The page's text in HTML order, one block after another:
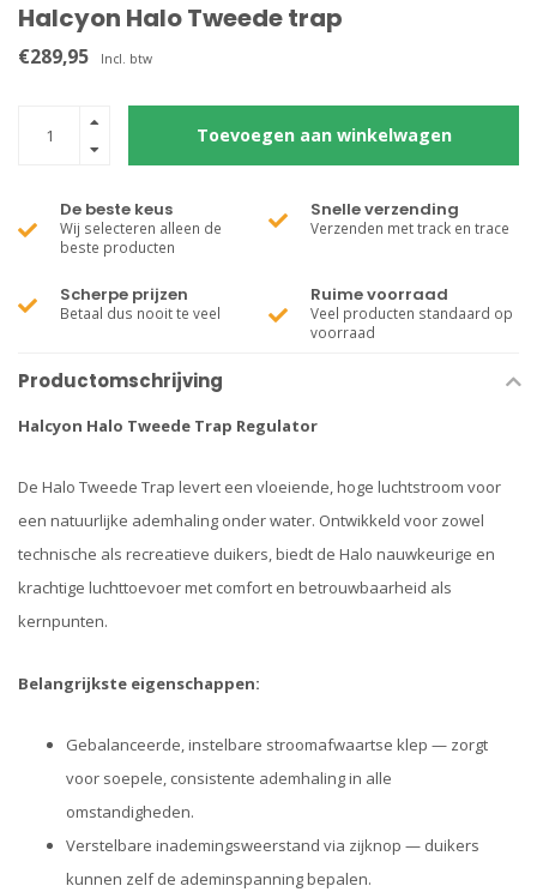
Halcyon Halo Tweede trap
€289,95 Incl. btw
Toevoegen aan winkelwagen
De beste keus
Wij selecteren alleen de
beste producten
Snelle verzending
Verzenden met track en trace
Scherpe prijzen
Betaal dus nooit te veel
Ruime voorraad
Veel producten standaard op
voorraad
Productomschrijving
Halcyon Halo Tweede Trap Regulator
De Halo Tweede Trap levert een vloeiende, hoge luchtstroom voor
een natuurlijke ademhaling onder water. Ontwikkeld voor zowel
technische als recreatieve duikers, biedt de Halo nauwkeurige en
krachtige luchttoevoer met comfort en betrouwbaarheid als
kernpunten.
Belangrijkste eigenschappen:
Gebalanceerde, instelbare stroomafwaartse klep — zorgt
voor soepele, consistente ademhaling in alle
omstandigheden.
Verstelbare inademingsweerstand via zijknop — duikers
kunnen zelf de ademinspanning bepalen.